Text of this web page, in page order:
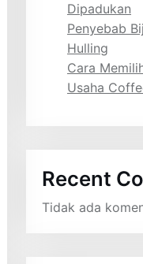
Dipadukan
Penyebab
Hulling
Cara
Usaha
Recent
Tidak ada